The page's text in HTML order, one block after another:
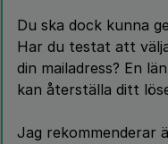
Du ska dock kunna
Har du testat att
din mailadress? En
kan återställa ditt
Jag rekommenderar